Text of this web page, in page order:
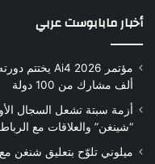
أخبار مابابوست عربي
ألف مشارك من 100 دولة
أزمة سبتة تشعل السجال
“شينغن” والعلاقات مع
ميلوني تلوّح بتعليق شنغن